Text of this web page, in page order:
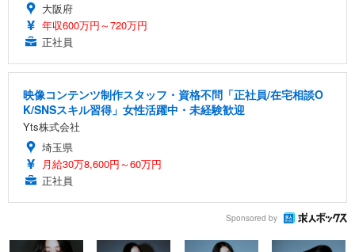
大阪府
年収600万円～720万円
正社員
映像コンテンツ制作スタッフ・資格不問「正社員/在宅相談O
K/SNSスキル習得」女性活躍中・未経験歓迎
Yts株式会社
埼玉県
月給30万8,600円～60万円
正社員
Sponsored by